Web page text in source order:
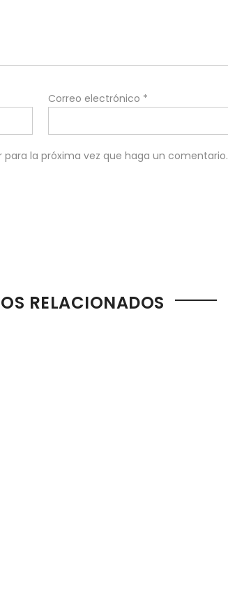
Correo electrónico *
la próxima vez que haga un comentario.
RELACIONADOS